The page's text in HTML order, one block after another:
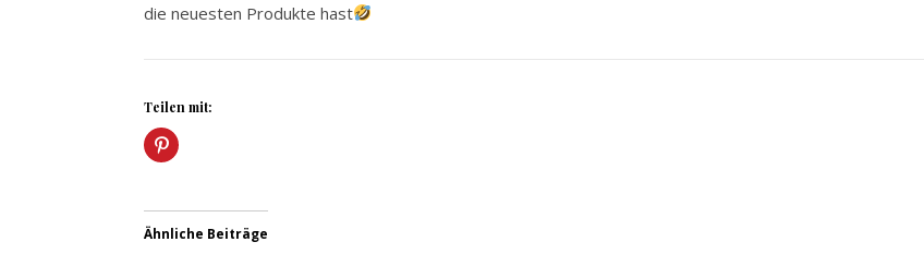
die neuesten Produkte hast
Teilen mit:
Ähnliche Beiträge